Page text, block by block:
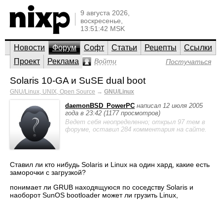
9 августа 2026,
воскресенье,
13:51:42 MSK
Новости Форум Софт Статьи Рецепты
Ссылки
Проект
Реклама Войти Постучаться
Solaris 10-GA и SuSE dual boot
GNU/Linux, UNIX, Open Source → GNU/Linux
daemonBSD_PowerPC написал 12 июля 2005
года в 23:42 (1177 просмотров)
Ведет себя неопределенно; открыл 97 тем в
форуме, оставил 284 комментария на сайте.
Ставил ли кто нибудь Solaris и Linux на один хард, какие есть
заморочки с загрузкой?
понимает ли GRUB находящуюся по соседству Solaris и
наоборот SunOS bootloader может ли грузить Linux,